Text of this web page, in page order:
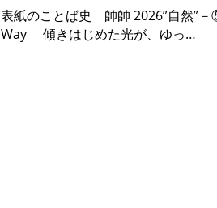
表紙のことば史 帥帥 2026”自然”
Way 傾きはじめた光が、ゆっ…